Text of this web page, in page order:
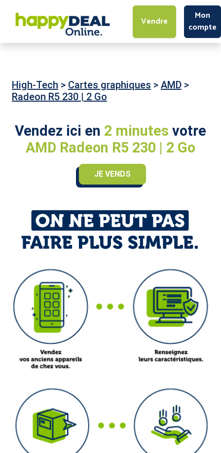
Vendre
Mon
compte
High-Tech > Cartes graphiques > AMD >
Radeon R5 230 | 2 Go
Vendez ici en 2 minutes votre
AMD Radeon R5 230 | 2 Go
JE VENDS